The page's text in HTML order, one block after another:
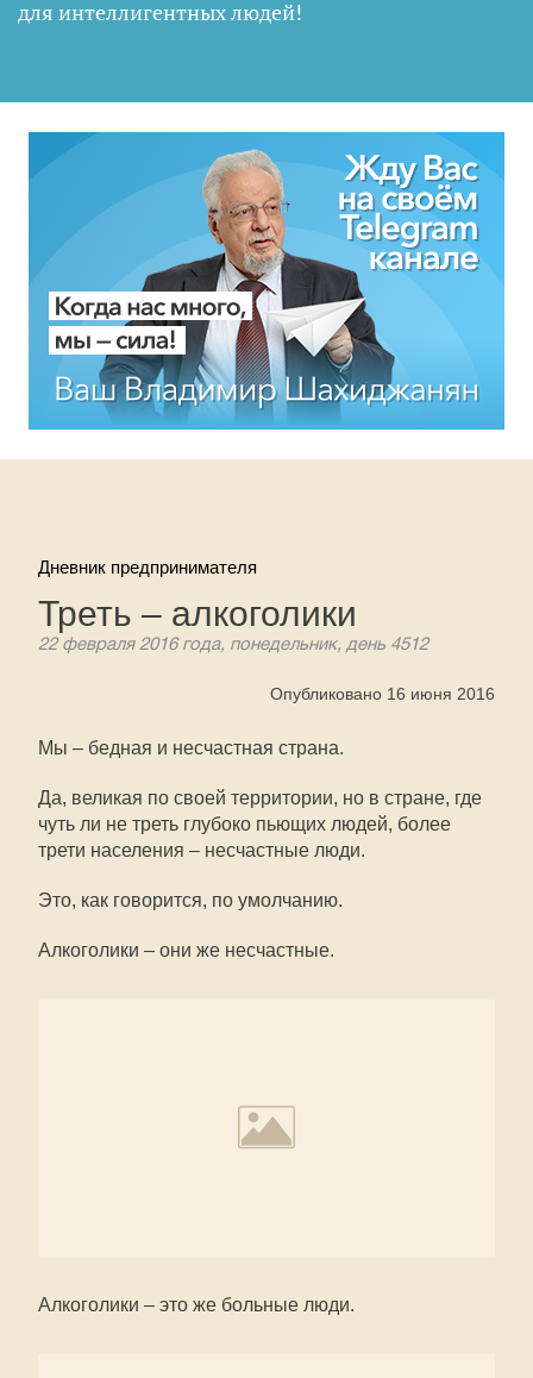
для интеллигентных людей!
Дневник предпринимателя
Треть – алкоголики
22 февраля 2016 года, понедельник, день 4512
Опубликовано 16 июня 2016
Мы – бедная и несчастная страна.
Да, великая по своей территории, но в стране, где
чуть ли не треть глубоко пьющих людей, более
трети населения – несчастные люди.
Это, как говорится, по умолчанию.
Алкоголики – они же несчастные.
Алкоголики – это же больные люди.